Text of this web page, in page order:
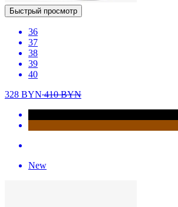
Быстрый просмотр
36
37
38
39
40
328 BYN410BYN
New